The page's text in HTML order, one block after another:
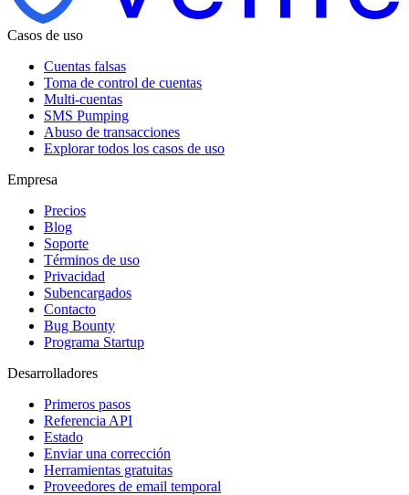
Casos de uso
Cuentas falsas
Toma de control de cuentas
Multi-cuentas
SMS Pumping
Abuso de transacciones
Explorar todos los casos de uso
Empresa
Precios
Blog
Soporte
Términos de uso
Privacidad
Subencargados
Contacto
Bug Bounty
Programa Startup
Desarrolladores
Primeros pasos
Referencia API
Estado
Enviar una corrección
Herramientas gratuitas
Proveedores de email temporal